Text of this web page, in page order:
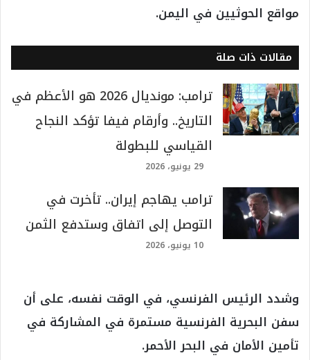
مواقع الحوثيين في اليمن.
مقالات ذات صلة
ترامب: مونديال 2026 هو الأعظم في
التاريخ.. وأرقام فيفا تؤكد النجاح
القياسي للبطولة
29 يونيو، 2026
ترامب يهاجم إيران.. تأخرت في
التوصل إلى اتفاق وستدفع الثمن
10 يونيو، 2026
وشدد الرئيس الفرنسي، في الوقت نفسه، على أن
سفن البحرية الفرنسية مستمرة في المشاركة في
تأمين الأمان في البحر الأحمر.